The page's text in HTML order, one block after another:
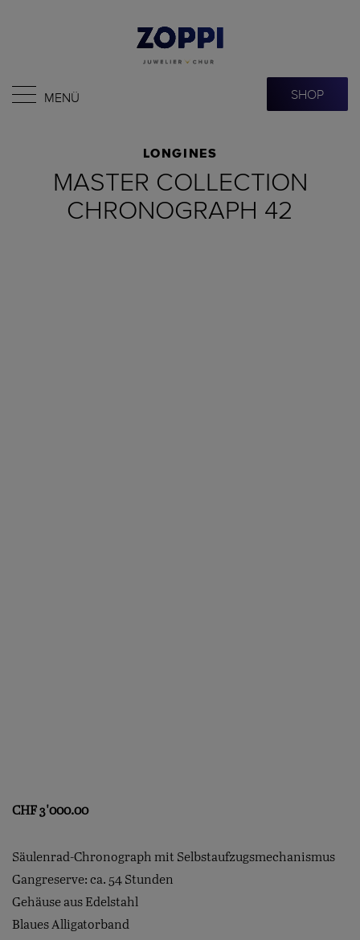
MENÜ SHOP
LONGINES
MASTER COLLECTION
CHRONOGRAPH 42
CHF3'000.00
Säulenrad-Chronograph mit Selbstaufzugsmechanismus
Gangreserve: ca. 54 Stunden
Gehäuse aus Edelstahl
Blaues Alligatorband